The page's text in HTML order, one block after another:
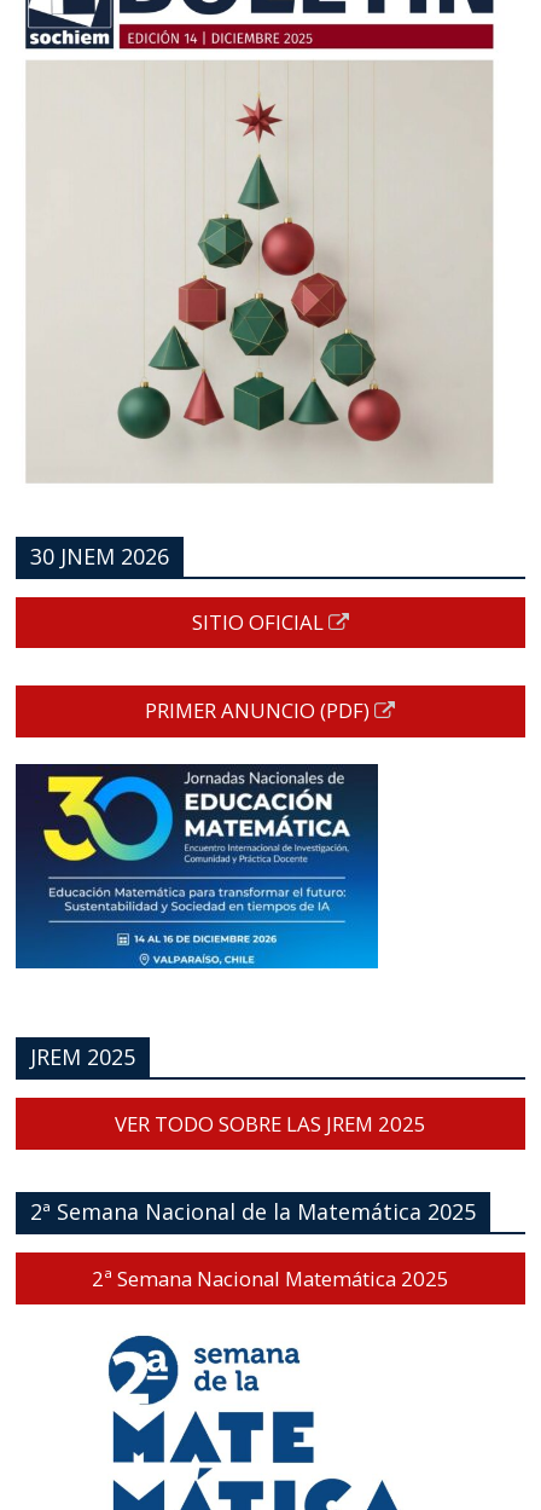
30 JNEM 2026
SITIO OFICIAL
PRIMER ANUNCIO (PDF)
JREM 2025
VER TODO SOBRE LAS JREM 2025
2ª Semana Nacional de la Matemática 2025
2ª Semana Nacional Matemática 2025